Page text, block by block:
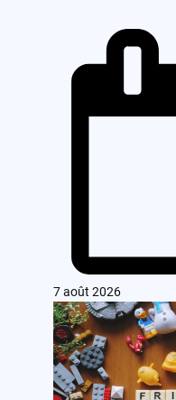
7 août 2026